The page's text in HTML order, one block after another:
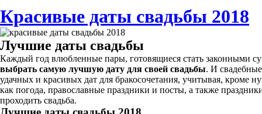
Красивые даты свадьбы 2018
Лучшие даты свадьбы
Каждый год влюбленные пары, готовящиеся стать законными
выбрать самую лучшую дату для своей свадьбы. И
удачных и красивых дат для бракосочетания, учитывая, кроме
как погода, православные праздники и посты, а также
проходить свадьба.